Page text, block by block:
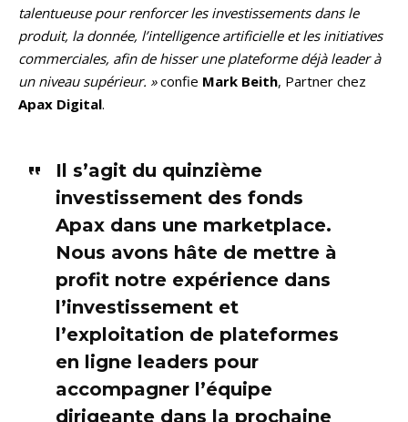
talentueuse pour renforcer les investissements dans le
produit, la donnée, l’intelligence artificielle et les initiatives
commerciales, afin de hisser une plateforme déjà leader à
un niveau supérieur. »confie Mark Beith, Partner chez
Apax Digital.
Il s’agit du quinzième
investissement des fonds
Apax dans une marketplace.
Nous avons hâte de mettre à
profit notre expérience dans
l’investissement et
l’exploitation de plateformes
en ligne leaders pour
accompagner l’équipe
dirigeante dans la prochaine